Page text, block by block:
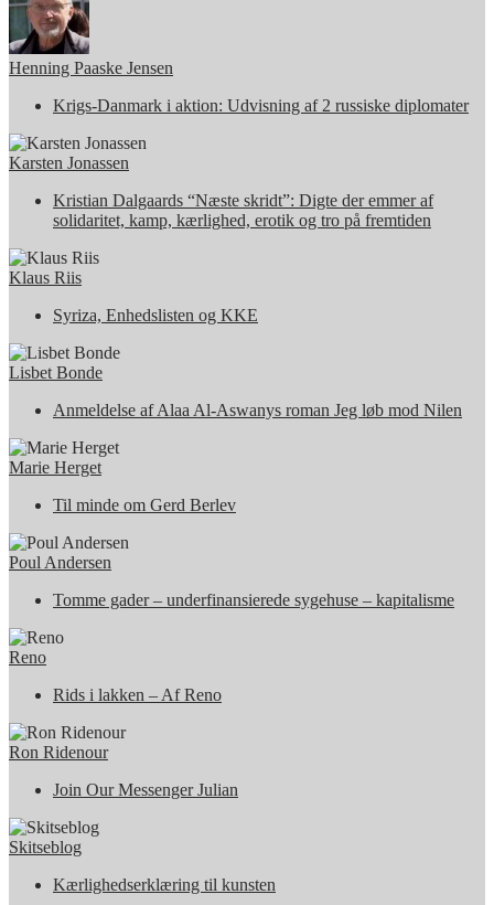
Henning Paaske Jensen
Krigs-Danmark i aktion: Udvisning af 2 russiske diplomater
Karsten Jonassen
Kristian Dalgaards “Næste skridt”: Digte der emmer af
solidaritet, kamp, kærlighed, erotik og tro på fremtiden
Klaus Riis
Syriza, Enhedslisten og KKE
Lisbet Bonde
Anmeldelse af Alaa Al-Aswanys roman Jeg løb mod Nilen
Marie Herget
Til minde om Gerd Berlev
Poul Andersen
Tomme gader – underfinansierede sygehuse – kapitalisme
Reno
Rids i lakken – Af Reno
Ron Ridenour
Join Our Messenger Julian
Skitseblog
Kærlighedserklæring til kunsten